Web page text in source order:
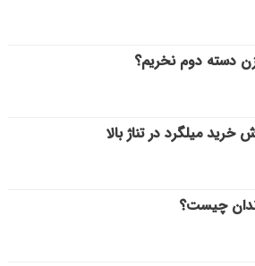
دسته دوم نخریم؟
میلگرد در تناژ بالا
چیست؟